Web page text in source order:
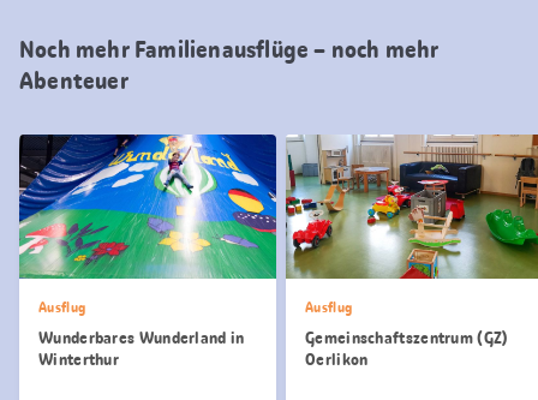
Noch mehr Familienausflüge – noch mehr
Abenteuer
Ausflug
Wunderbares Wunderland in
Winterthur
Ausflug
Gemeinschaftszentrum (GZ)
Oerlikon